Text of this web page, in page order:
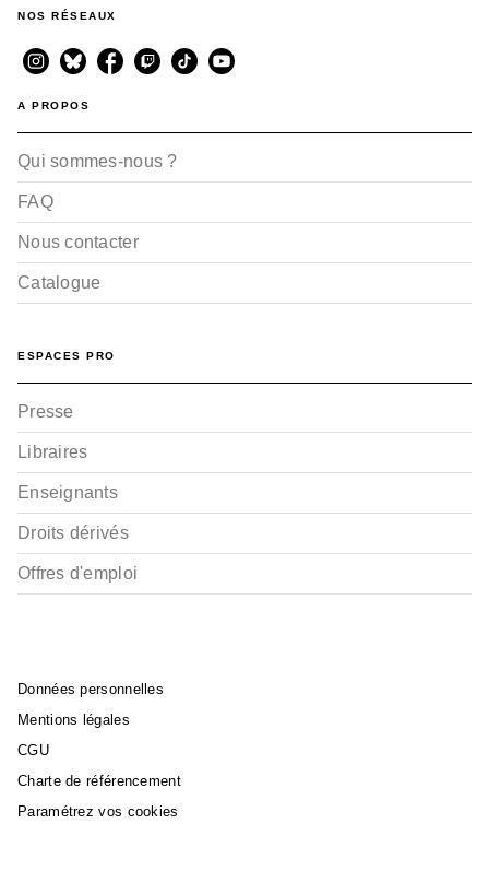
NOS RÉSEAUX
A PROPOS
Qui sommes-nous ?
FAQ
Nous contacter
Catalogue
ESPACES PRO
Presse
Libraires
Enseignants
Droits dérivés
Offres d'emploi
Données personnelles
Mentions légales
CGU
Charte de référencement
Paramétrez vos cookies